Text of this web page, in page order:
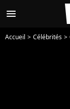
menu
Accueil Célébrités